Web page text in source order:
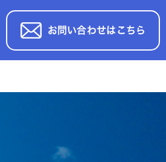
お問い合わせはこちら